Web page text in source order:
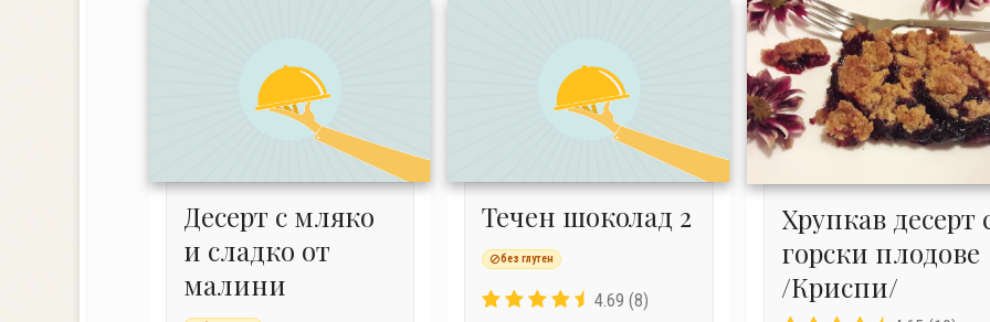
Десерт с мляко
и сладко от
малини
Течен шоколад 2
без глутен
4.69 (8)
Хрупкав десерт
горски плодове
/Криспи/